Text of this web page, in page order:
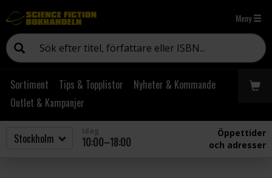
Meny
Sortiment Tips & Topplistor
Nyheter & Kommande
Outlet & Kampanjer
10:00–18:00
Öppettider
och adresser